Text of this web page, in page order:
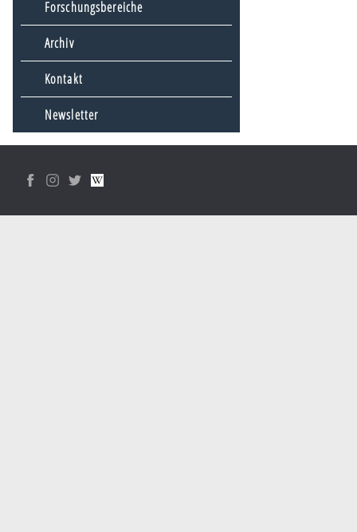
Forschungsbereiche
Archiv
Kontakt
Newsletter